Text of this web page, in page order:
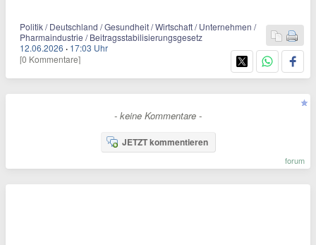
Politik / Deutschland / Gesundheit / Wirtschaft / Unternehmen /
Pharmaindustrie / Beitragsstabilisierungsgesetz
12.06.2026 · 17:03 Uhr
[0 Kommentare]
- keine Kommentare -
JETZT kommentieren
forum